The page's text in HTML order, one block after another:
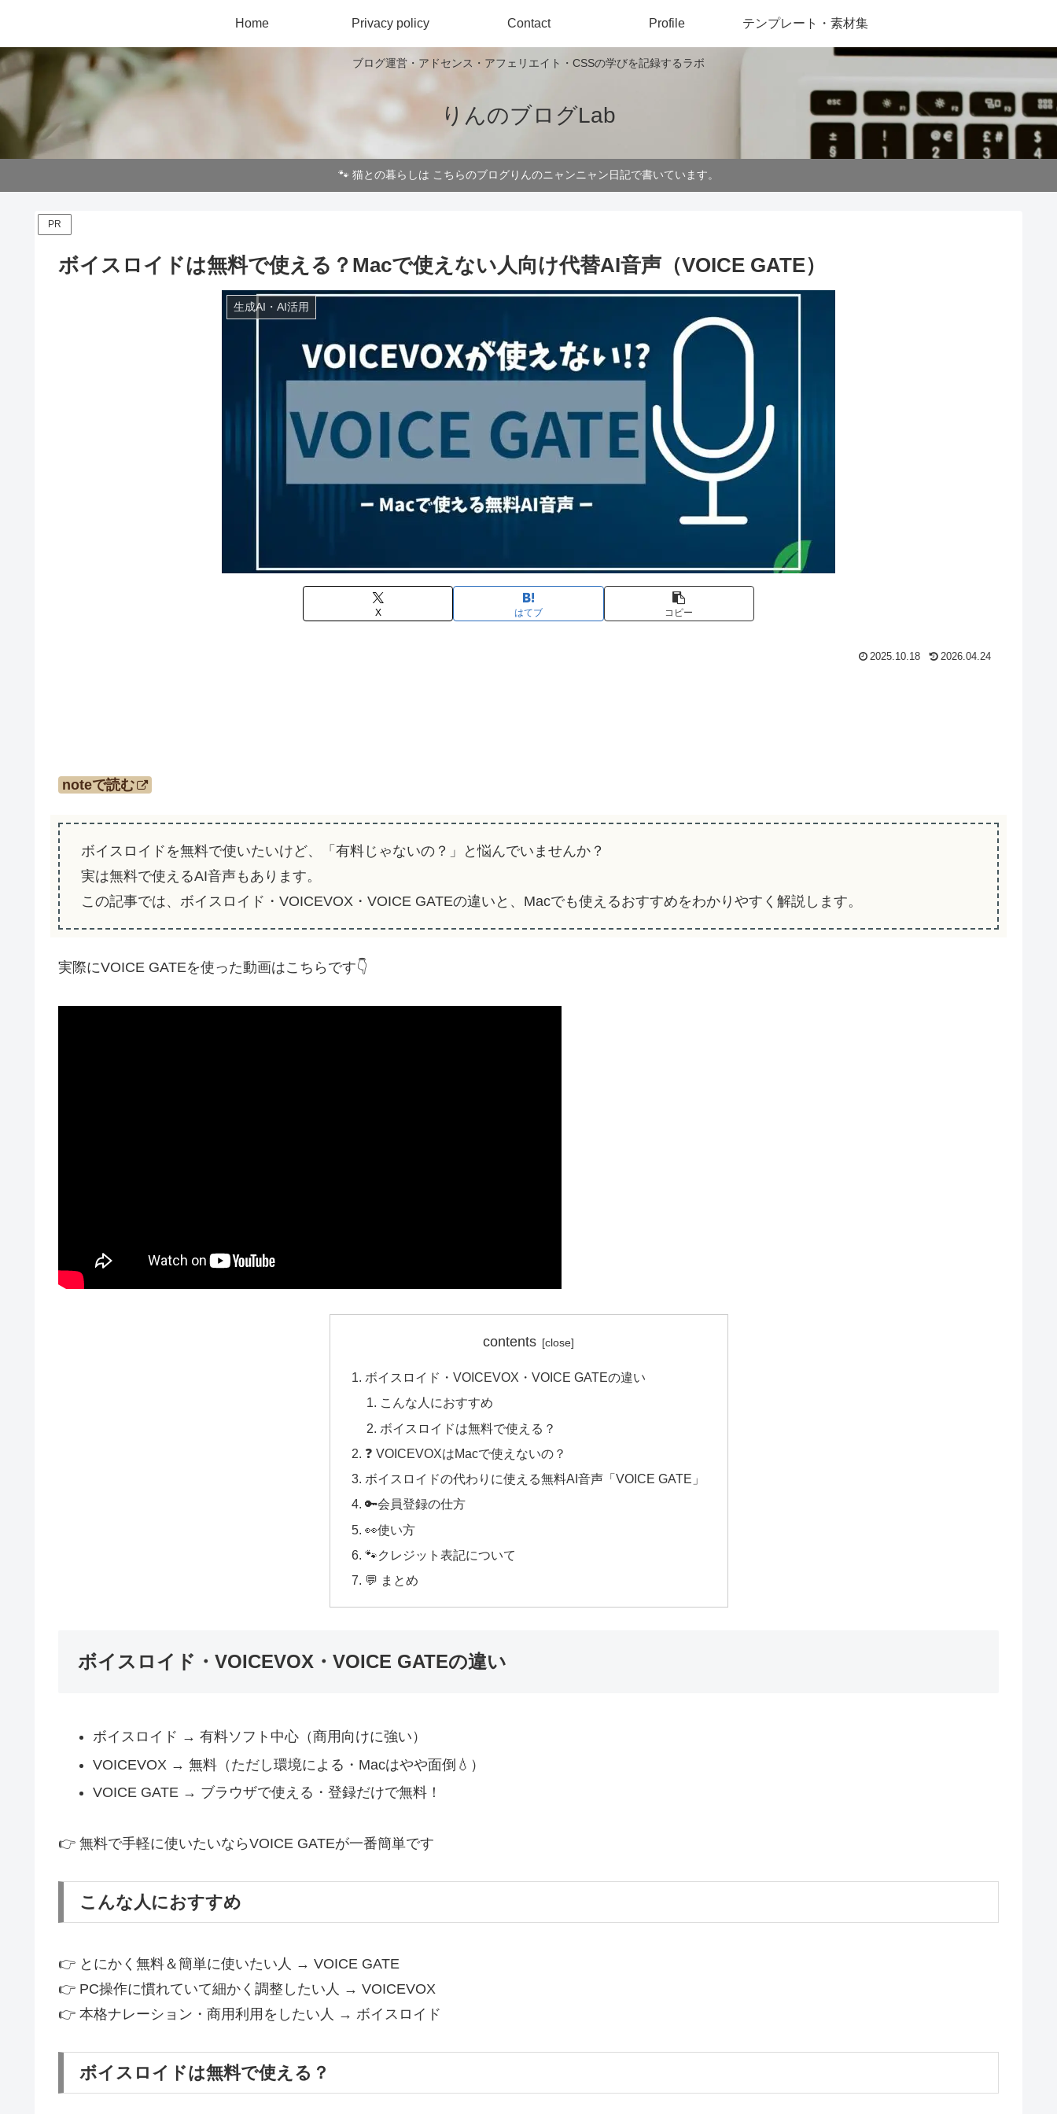
ブログ運営・アドセンス・アフェリエイト・CSSの学びを記録するラボ
りんのブログLab
Home Privacy policy Contact Profile テンプレート・素材集
🐾 猫との暮らしは こちらのブログりんのニャンニャン日記で書いています。
PR
ボイスロイドは無料で使える？Macで使えない人向け代替AI音声（VOICE GATE）
生成AI・AI活用
X はてブ コピー
2025.10.18 2026.04.24
noteで読む
ボイスロイドを無料で使いたいけど、「有料じゃないの？」と悩んでいませんか？
実は無料で使えるAI音声もあります。
この記事では、ボイスロイド・VOICEVOX・VOICE GATEの違いと、Macでも使えるおすすめをわかりやすく解説します。
実際にVOICE GATEを使った動画はこちらです👇
contents
ボイスロイド・VOICEVOX・VOICE GATEの違い
こんな人におすすめ
ボイスロイドは無料で使える？
❓ VOICEVOXはMacで使えないの？
ボイスロイドの代わりに使える無料AI音声「VOICE GATE」
🔑会員登録の仕方
👀使い方
🐾クレジット表記について
💬 まとめ
ボイスロイド・VOICEVOX・VOICE GATEの違い
ボイスロイド → 有料ソフト中心（商用向けに強い）
VOICEVOX → 無料（ただし環境による・Macはやや面倒💧）
VOICE GATE → ブラウザで使える・登録だけで無料！
👉 無料で手軽に使いたいならVOICE GATEが一番簡単です
こんな人におすすめ
👉 とにかく無料＆簡単に使いたい人 → VOICE GATE
👉 PC操作に慣れていて細かく調整したい人 → VOICEVOX
👉 本格ナレーション・商用利用をしたい人 → ボイスロイド
ボイスロイドは無料で使える？